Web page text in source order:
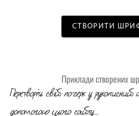
СТВОРИТИ
Приклади створених
Перетворіть свій почерк у
допомогою цього сайту_